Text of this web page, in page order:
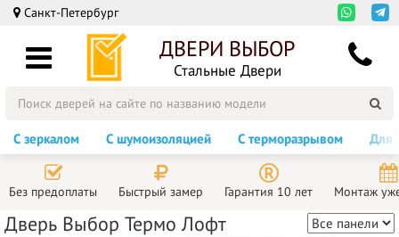
Санкт-Петербург
ДВЕРИ ВЫБОР
Стальные Двери
С зеркалом С шумоизоляцией С терморазрывом Для
Без предоплаты Быстрый замер Гарантия 10 лет Монтаж
Дверь Выбор Термо Лофт